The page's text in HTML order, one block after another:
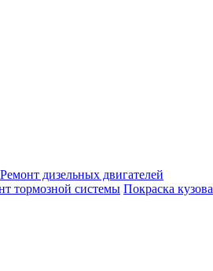
Ремонт дизельных двигателей
тормозной системы Покраска кузова